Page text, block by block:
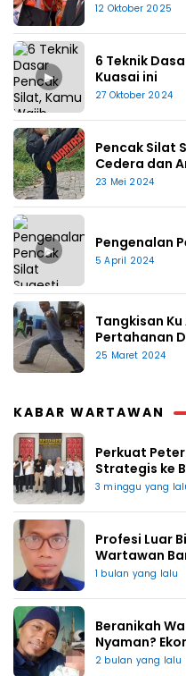
12 Oktober 2025
▶
6 Teknik
Kuasai ini
27 Oktober 2024
Pencak Silat
Cedera dan
23 Mei 2024
▶ Pengenalan
5 April 2024
Tangkisan
Pertahanan
25 Maret 2024
KABAR WARTAWAN
Perkuat
Strategis ke
3 minggu yang
Profesi Luar
Wartawan
1 bulan yang lalu
Beranikah
Nyaman?
2 bulan yang lalu